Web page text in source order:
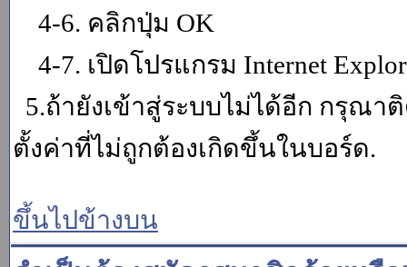
4-6. คลิกปุ่ม OK
4-7. เปิดโปรแกรม Internet
5.ถ้ายังเข้าสู่ระบบไม่ได้อีก กรุณา
ตั้งค่าที่ไม่ถูกต้องเกิดขึ้นในบอร์ด.
ขึ้นไปข้างบน